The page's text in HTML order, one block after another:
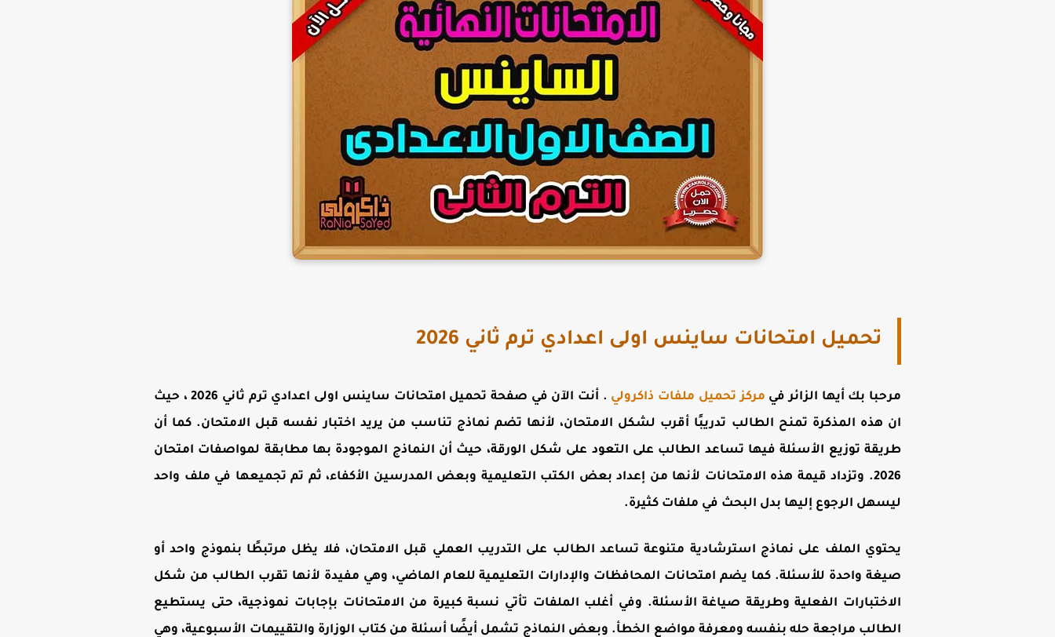
تحميل امتحانات ساينس اولى اعدادي ترم ثاني 2026
مرحبا بك أيها الزائر في مركز تحميل ملفات ذاكرولي . أنت الآن في صفحة
تحميل امتحانات ساينس اولى اعدادي ترم ثاني 2026 ، حيث
ان هذه المذكرة تمنح الطالب تدريبًا أقرب لشكل الامتحان، لأنها تضم نماذج تناسب من يريد اختبار نفسه قبل الامتحان. كما أن
طريقة توزيع الأسئلة فيها تساعد الطالب على التعود على شكل الورقة، حيث أن النماذج الموجودة بها مطابقة لمواصفات امتحان
2026. وتزداد قيمة هذه الامتحانات لأنها من إعداد بعض الكتب التعليمية وبعض المدرسين الأكفاء، ثم تم تجميعها في ملف واحد
ليسهل الرجوع إليها بدل البحث في ملفات كثيرة.
يحتوي الملف على نماذج استرشادية متنوعة تساعد الطالب على التدريب العملي قبل الامتحان، فلا يظل مرتبطًا بنموذج واحد أو
صيغة واحدة للأسئلة. كما يضم امتحانات المحافظات والإدارات التعليمية للعام الماضي، وهي مفيدة لأنها تقرب الطالب من شكل
الاختبارات الفعلية وطريقة صياغة الأسئلة. وفي أغلب الملفات تأتي نسبة كبيرة من الامتحانات بإجابات نموذجية، حتى يستطيع
الطالب مراجعة حله بنفسه ومعرفة مواضع الخطأ. وبعض النماذج تشمل أيضًا أسئلة من كتاب الوزارة والتقييمات الأسبوعية، وهي